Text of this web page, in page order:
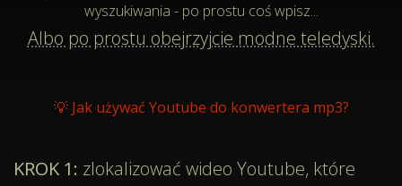
wyszukiwania - po prostu coś wpisz...
Albo po prostu obejrzyjcie modne teledyski.
💡 Jak używać Youtube do konwertera mp3?
KROK 1: zlokalizować wideo Youtube, które